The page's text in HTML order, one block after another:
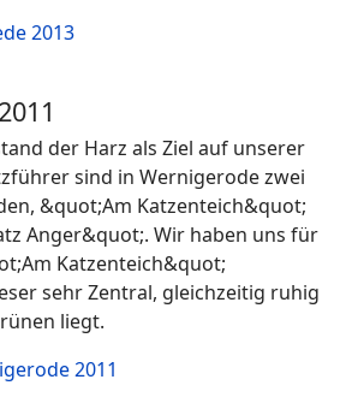
2013
der Harz als Ziel auf unserer
sind in Wernigerode zwei
&quot;Am Katzenteich&quot;
Anger&quot;. Wir haben uns für
Katzenteich&quot;
sehr Zentral, gleichzeitig ruhig
liegt.
2011